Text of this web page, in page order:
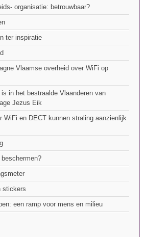
organisatie: betrouwbaar?
ter inspiratie
Vlaamse overheid over WiFi op
in het bestraalde Vlaanderen van
Jezus Eik
WiFi en DECT kunnen straling aanzienlijk
stickers
een ramp voor mens en milieu